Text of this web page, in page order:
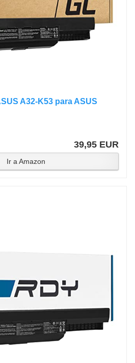
A32-K53 para ASUS
39,95 EUR
Ir a Amazon